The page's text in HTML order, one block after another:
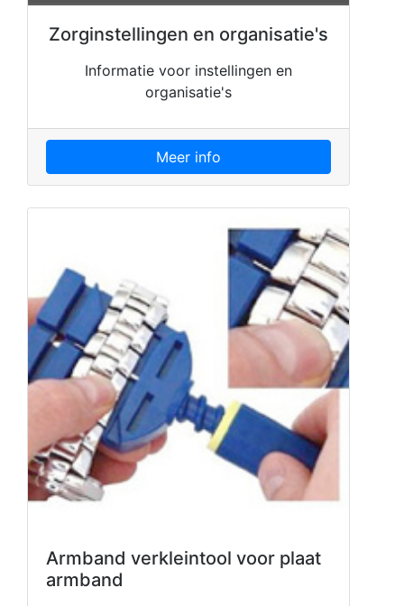
Zorginstellingen en organisatie's
Informatie voor instellingen en
organisatie's
Meer info
Armband verkleintool voor plaat
armband